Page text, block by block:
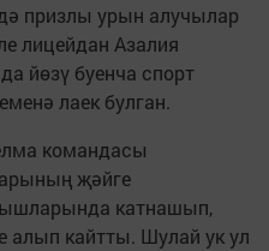
призлы урын алучылар
лицейдан Азалия
йөзү буенча спорт
лаек булган.
командасы
җәйге
катнашып,
алып кайтты. Шулай ук ул